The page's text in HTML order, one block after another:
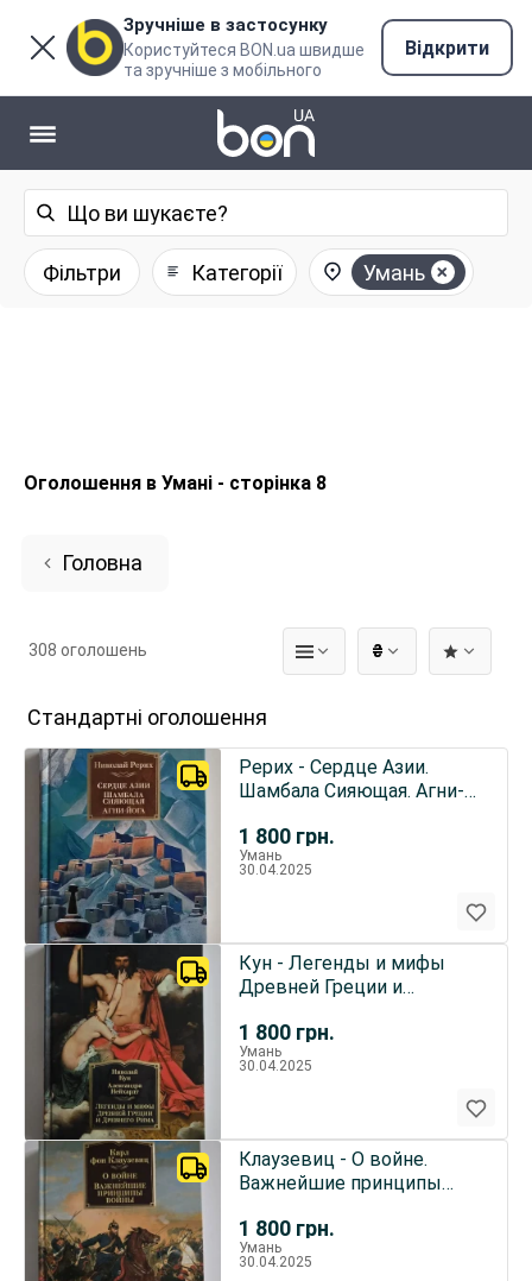
Зручніше в застосунку
Користуйтеся BON.ua швидше
та зручніше з мобільного
Відкрити
Фільтри Категорії Умань
Оголошення в Умані - сторінка 8
Головна
₴
308 оголошень
Стандартні оголошення
1 800 грн.
Рерих - Сердце Азии.
Шамбала Сияющая. Агни-
Умань
30.04.2025
1 800 грн.
Кун - Легенды и мифы
Древней Греции и
Умань
30.04.2025
1 800 грн.
Клаузевиц - О войне.
Важнейшие принципы
Умань
30.04.2025